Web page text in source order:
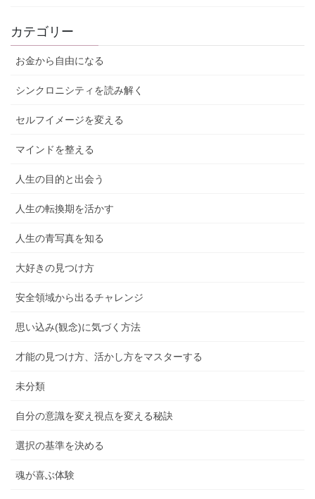
カテゴリー
お金から自由になる
シンクロニシティを読み解く
セルフイメージを変える
マインドを整える
人生の目的と出会う
人生の転換期を活かす
人生の青写真を知る
大好きの見つけ方
安全領域から出るチャレンジ
思い込み(観念)に気づく方法
才能の見つけ方、活かし方をマスターする
未分類
自分の意識を変え視点を変える秘訣
選択の基準を決める
魂が喜ぶ体験